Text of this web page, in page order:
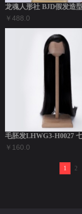
￥488.0
￥160.0
1 2